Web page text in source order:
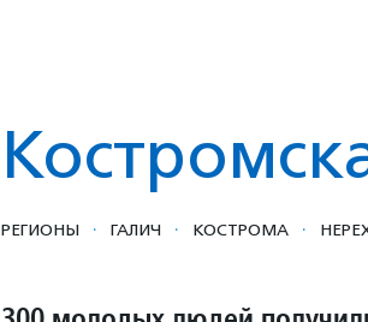
РЕГИОНЫ · ГАЛИЧ · КОСТРОМА ·